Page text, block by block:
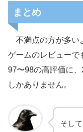
まとめ
不満点の方が多い
ゲームのレビューで
97〜98の高評価に
しかありません。
そし